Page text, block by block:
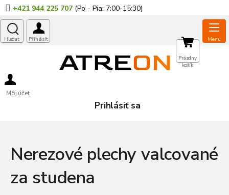
Prejsť
na
obsah
+421 944 225 707
Môj účet
Prihlásiť sa
NÁKUPNÝ
KOŠÍK
Prázdny
košík
Nerezové plechy valcované
za studena